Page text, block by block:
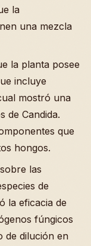
la
una mezcla
la planta posee
incluye
mostró una
de Candida.
que
hongos.
las
de
la eficacia de
fúngicos
de dilución en